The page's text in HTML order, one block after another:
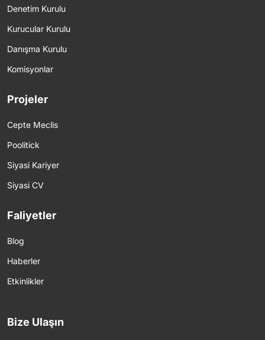
Denetim Kurulu
Kurucular Kurulu
Danışma Kurulu
Komisyonlar
Projeler
Cepte Meclis
Poolitick
Siyasi Kariyer
Siyasi CV
Faliyetler
Blog
Haberler
Etkinlikler
Bize Ulaşın